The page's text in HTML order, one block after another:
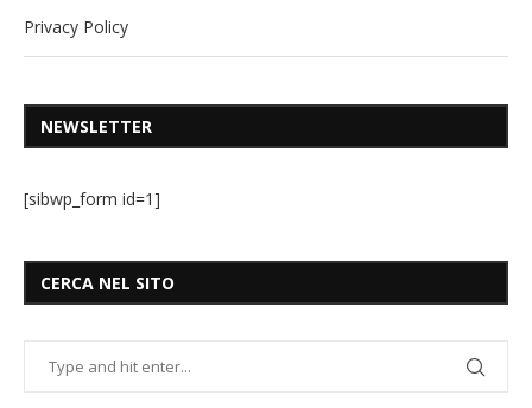
Privacy Policy
NEWSLETTER
[sibwp_form id=1]
CERCA NEL SITO